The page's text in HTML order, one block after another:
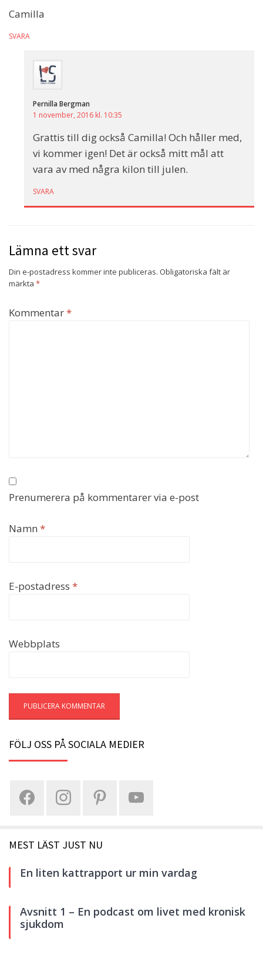
Camilla
SVARA
Pernilla Bergman
1 november, 2016 kl. 10:35
Grattis till dig också Camilla! Och håller med,
vi kommer igen! Det är också mitt mål att
vara av med några kilon till julen.
SVARA
Lämna ett svar
Din e-postadress kommer inte publiceras. Obligatoriska fält är
märkta *
Kommentar*
Prenumerera på kommentarer via e-post
Namn *
E-postadress *
Webbplats
FÖLJ OSS PÅ SOCIALA MEDIER
MEST LÄST JUST NU
En liten kattrapport ur min vardag
Avsnitt 1 – En podcast om livet med kronisk
sjukdom